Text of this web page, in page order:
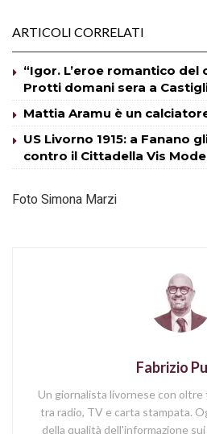
ARTICOLI CORRELATI
“Igor. L’eroe romantico del
Protti domani sera a
Mattia Aramu è un
US Livorno 1915: a Fanano
contro il Cittadella Vis
Foto Simona Marzi
Fabrizio
Un giornalista livornese con
tra radio, TV e carta stampata.
della qualità dell'informazione